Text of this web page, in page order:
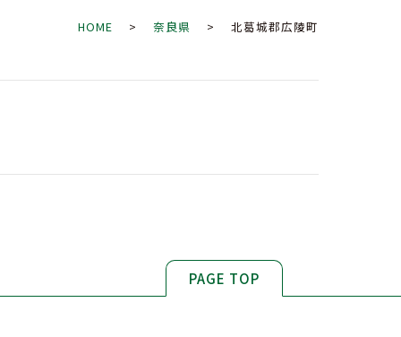
HOME > 奈良県 > 北葛城郡広陵町
PAGE TOP